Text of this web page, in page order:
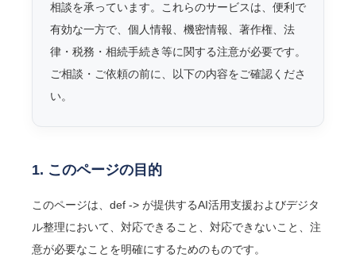
相談を承っています。これらのサービスは、便利で
有効な一方で、個人情報、機密情報、著作権、法
律・税務・相続手続き等に関する注意が必要です。
ご相談・ご依頼の前に、以下の内容をご確認くださ
い。
1. このページの目的
このページは、def -> が提供するAI活用支援およびデジタ
ル整理において、対応できること、対応できないこと、注
意が必要なことを明確にするためのものです。